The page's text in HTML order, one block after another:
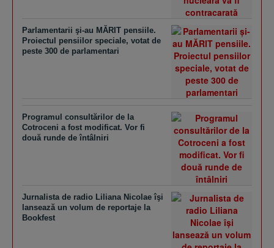
Parlamentarii şi-au MĂRIT pensiile.
Proiectul pensiilor speciale, votat de
peste 300 de parlamentari
Programul consultărilor de la
Cotroceni a fost modificat. Vor fi
două runde de întâlniri
Jurnalista de radio Liliana Nicolae îşi
lansează un volum de reportaje la
Bookfest